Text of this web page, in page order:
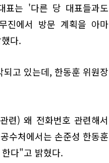
표는 '다른 당 대표들과도
진에서 방문 계획을 아마
다.
고 있는데, 한동훈 위원장
련) 왜 전화번호 관련해서
수처에서는 손준성 한동훈
다"고 밝혔다.